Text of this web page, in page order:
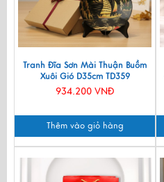
Tranh Đĩa Sơn Mài Thuận Buồm
Xuôi Gió D35cm TD359
934.200 VNĐ
Thêm vào giỏ hàng